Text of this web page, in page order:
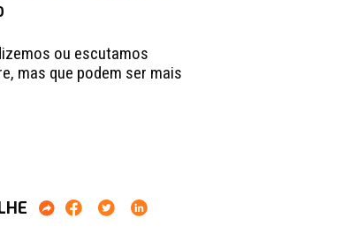
ou escutamos
mas que podem ser mais